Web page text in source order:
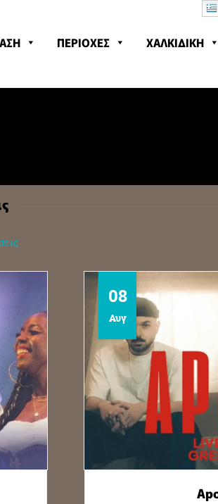
ΠΕΡΙΟΧΕΣ ΧΑΛΚΙΔΙΚΗ